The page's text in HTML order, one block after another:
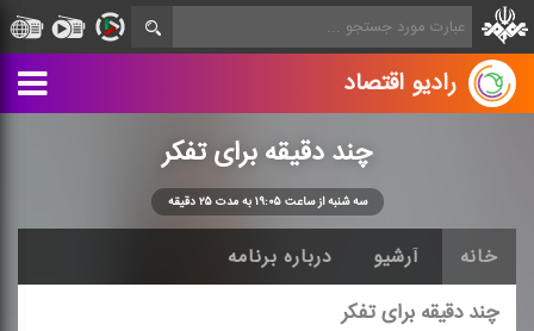
رادیو اقتصاد
چند دقیقه برای تفكر
سه شنبه از ساعت ۱۹:۰۵ به مدت ۲۵ دقیقه
خانه آرشیو درباره برنامه
چند دقیقه برای تفكر